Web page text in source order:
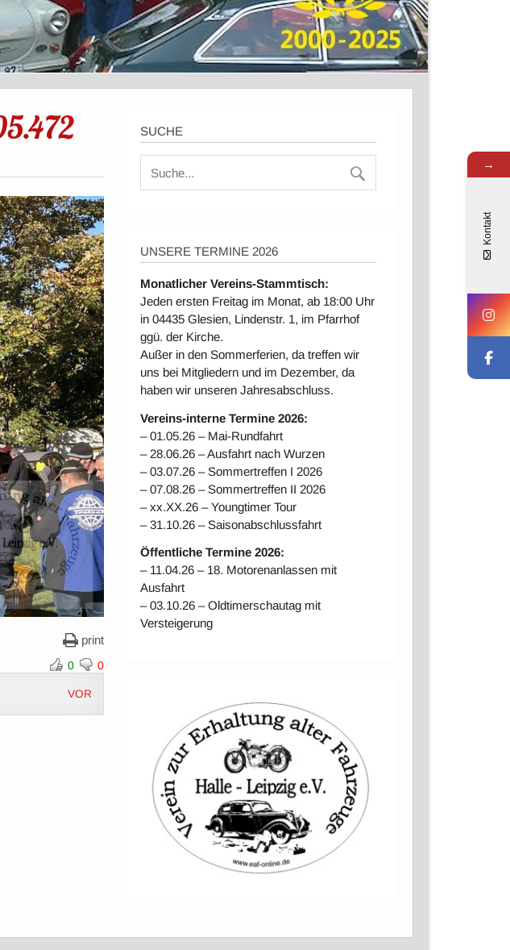
print
0 0
VOR
SUCHE
UNSERE TERMINE 2026
Monatlicher Vereins-Stammtisch:
Jeden ersten Freitag im Monat, ab 18:00 Uhr
in 04435 Glesien, Lindenstr. 1, im Pfarrhof
ggü. der Kirche.
Außer in den Sommerferien, da treffen wir
uns bei Mitgliedern und im Dezember, da
haben wir unseren Jahresabschluss.
Vereins-interne Termine 2026:
– 01.05.26 – Mai-Rundfahrt
– 28.06.26 – Ausfahrt nach Wurzen
– 03.07.26 – Sommertreffen I 2026
– 07.08.26 – Sommertreffen II 2026
– xx.XX.26 – Youngtimer Tour
– 31.10.26 – Saisonabschlussfahrt
Öffentliche Termine 2026:
– 11.04.26 – 18. Motorenanlassen mit
Ausfahrt
– 03.10.26 – Oldtimerschautag mit
Versteigerung
→
Kontakt